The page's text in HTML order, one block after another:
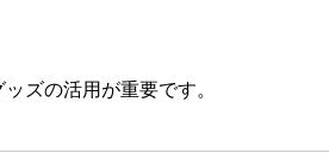
ズの活用が重要です。